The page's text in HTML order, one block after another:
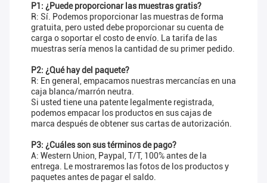
P1: ¿Puede proporcionar las muestras gratis?
R: Sí. Podemos proporcionar las muestras de forma
gratuita, pero usted debe proporcionar su cuenta de
carga o soportar el costo de envío. La tarifa de las
muestras sería menos la cantidad de su primer pedido.
P2: ¿Qué hay del paquete?
R: En general, empacamos nuestras mercancías en una
caja blanca/marrón neutra.
Si usted tiene una patente legalmente registrada,
podemos empacar los productos en sus cajas de
marca después de obtener sus cartas de autorización.
P3: ¿Cuáles son sus términos de pago?
A: Western Union, Paypal, T/T, 100% antes de la
entrega. Le mostraremos las fotos de los productos y
paquetes antes de pagar el saldo.